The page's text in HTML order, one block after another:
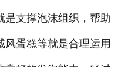
是支撑泡沫组织，帮助
蛋糕等就是合理运用